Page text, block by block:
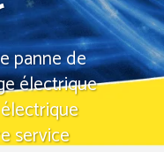
panne de
électrique
service